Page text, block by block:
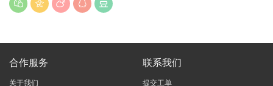
合作服务
关于我们
联系我们
提交工单